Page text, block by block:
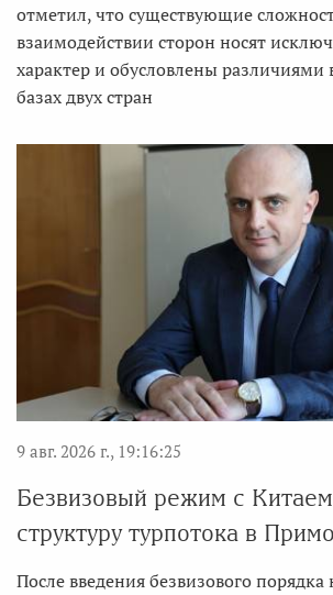
отметил, что существующие
взаимодействии сторон носят
характер и обусловлены
базах двух стран
9 авг. 2026 г., 19:16:25
Безвизовый режим с
структуру турпотока в
После введения безвизового порядка